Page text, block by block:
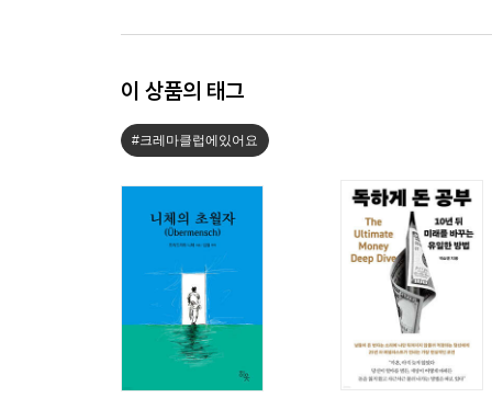
이 상품의 태그
#크레마클럽에있어요